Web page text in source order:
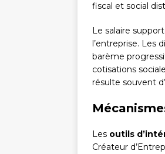
fiscal et social
Le salaire
l’entreprise. Les
barème
cotisations
résulte souvent
Les outils
Créateur